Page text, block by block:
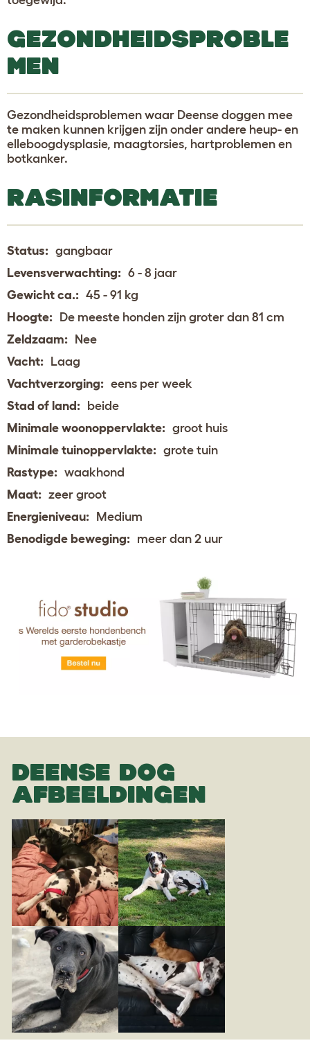
GEZONDHEIDSPROBLE
MEN
Gezondheidsproblemen waar Deense doggen mee
te maken kunnen krijgen zijn onder andere heup- en
elleboogdysplasie, maagtorsies, hartproblemen en
botkanker.
RASINFORMATIE
Status: gangbaar
Levensverwachting: 6 - 8 jaar
Gewicht ca.: 45 - 91 kg
Hoogte: De meeste honden zijn groter dan 81 cm
Zeldzaam: Nee
Vacht: Laag
Vachtverzorging: eens per week
Stad of land: beide
Minimale woonoppervlakte: groot huis
Minimale tuinoppervlakte: grote tuin
Rastype: waakhond
Maat: zeer groot
Energieniveau: Medium
Benodigde beweging: meer dan 2 uur
DEENSE DOG
AFBEELDINGEN